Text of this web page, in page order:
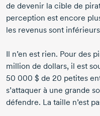
de devenir la cible de
perception est encore
les revenus sont
Il n’en est rien. Pour des
million de dollars, il est
50 000 $ de 20 petites
s’attaquer à une grande
défendre. La taille n’est